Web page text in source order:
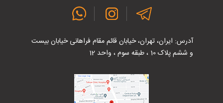
آدرس: ایران، تهران، خیابان قائم مقام فراهانی خیابان بیست
و ششم پلاک 10 ، طبقه سوم ، واحد 12